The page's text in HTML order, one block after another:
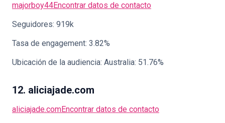
majorboy44Encontrar datos de contacto
Seguidores: 919k
Tasa de engagement: 3.82%
Ubicación de la audiencia: Australia: 51.76%
12. aliciajade.com
aliciajade.comEncontrar datos de contacto